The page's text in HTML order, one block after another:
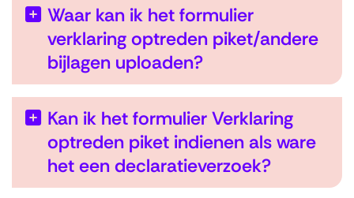
Waar kan ik het formulier
verklaring optreden piket/andere
bijlagen uploaden?
Kan ik het formulier Verklaring
optreden piket indienen als ware
het een declaratieverzoek?